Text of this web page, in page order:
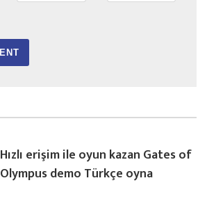
Hızlı erişim ile oyun kazan Gates of
Olympus demo Türkçe oyna